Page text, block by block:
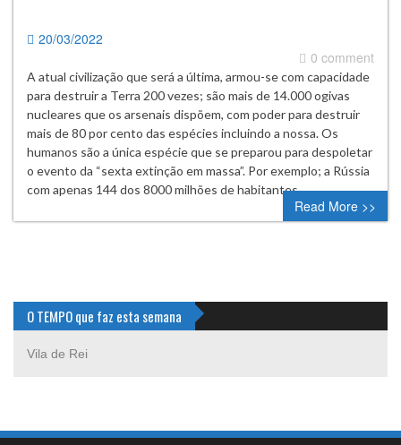
20/03/2022
0 comment
A atual civilização que será a última, armou-se com capacidade
para destruir a Terra 200 vezes; são mais de 14.000 ogivas
nucleares que os arsenais dispõem, com poder para destruir
mais de 80 por cento das espécies incluindo a nossa. Os
humanos são a única espécie que se preparou para despoletar
o evento da “sexta extinção em massa”. Por exemplo; a Rússia
com apenas 144 dos 8000 milhões de habitantes…
Read More >>
O TEMPO que faz esta semana
Vila de Rei